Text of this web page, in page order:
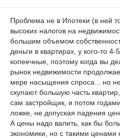
Проблема не в Ипотеки (в ней
высоких налогов на
большим объемом
деньги в квартирах, у кого-то
копеечные, поэтому когда вы
рынок недвижимости
мере насыщения спроса... но
скупают большую часть
сам застройщик, и потом
ложке, не допуская падения
А цены надо валить, как бы
экономики, но с такими ценами